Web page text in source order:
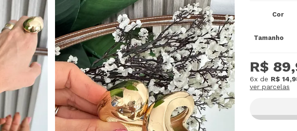
Cor
Tamanho
R$
6x de R$
ver parcelas